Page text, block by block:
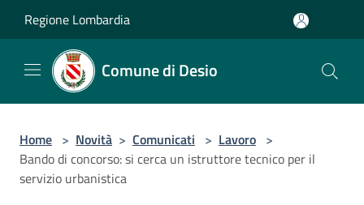
Regione Lombardia
Comune di Desio
Home > Novità > Comunicati > Lavoro >
Bando di concorso: si cerca un istruttore tecnico per il
servizio urbanistica